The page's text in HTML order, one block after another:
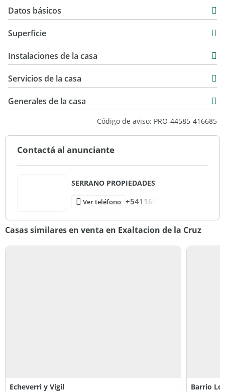
Datos básicos
Venta
USD 159.000
Superficie
1.495 m2
203 m2
Instalaciones de la casa
Servicios de la casa
Generales de la casa
Código de aviso: PRO-44585-416685
Contactá al anunciante
SERRANO PROPIEDADES
Ver teléfono +541165
Casas similares en venta en Exaltacion de la Cruz
Echeverri y Vigil Barrio